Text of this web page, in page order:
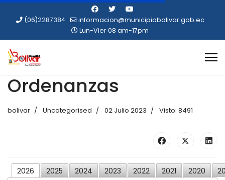
(06)2287384
informacion@municipiobolivar.gob.ec
Lun-Vier 08 am-17pm
Ordenanzas
bolivar Uncategorised 02 Julio 2023 Visto: 8491
2026 2025 2024 2023 2022 2021 2020